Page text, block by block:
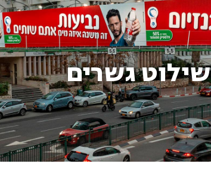
שילוט גשרים